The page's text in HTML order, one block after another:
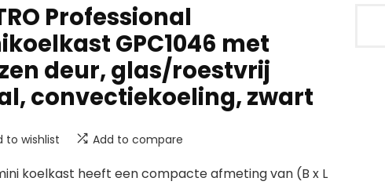
Professional
GPC1046 met
deur, glas/roestvrij
convectiekoeling, zwart
to wishlist Add to compare
koelkast heeft een compacte afmeting van (B x L